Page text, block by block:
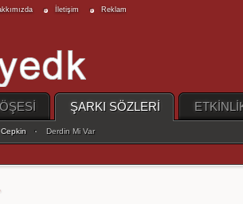
İletişim Reklam
ŞARKI SÖZLERİ
Derdin Mi Var